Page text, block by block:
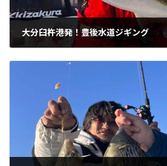
大分臼杵港発！豊後水道ジギング